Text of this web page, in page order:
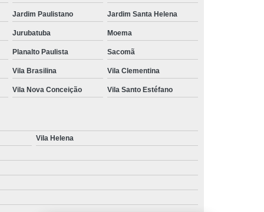
Jardim Paulistano Jardim Santa Helena
Jurubatuba Moema
Planalto Paulista Sacomã
Vila Brasilina Vila Clementina
Vila Nova Conceição Vila Santo Estéfano
Vila Helena